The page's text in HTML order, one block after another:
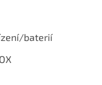
baterií